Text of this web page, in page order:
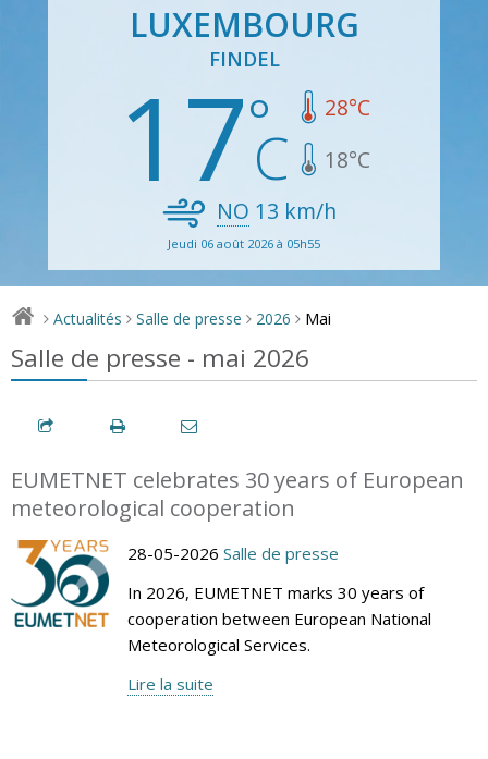
LUXEMBOURG
FINDEL
17 28°C
18°C
NO 13 km/h
Jeudi 06 août 2026 à 05h55
> Actualités > Salle de presse > 2026 > Mai
Salle de presse - mai 2026
EUMETNET celebrates 30 years of European
meteorological cooperation
28-05-2026 Salle de presse
In 2026, EUMETNET marks 30 years of
cooperation between European National
Meteorological Services.
Lire la suite